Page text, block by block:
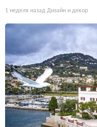
1 неделя назад Дизайн и декор